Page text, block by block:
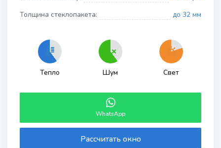
Толщина стеклопакета:
до 32 мм
Тепло Шум Свет
WhatsApp
Рассчитать окно